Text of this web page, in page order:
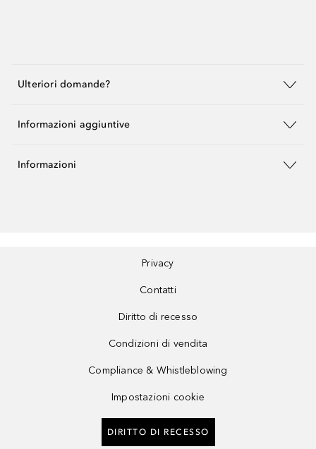
Ulteriori domande?
Informazioni aggiuntive
Informazioni
Privacy
Contatti
Diritto di recesso
Condizioni di vendita
Compliance & Whistleblowing
Impostazioni cookie
DIRITTO DI RECESSO